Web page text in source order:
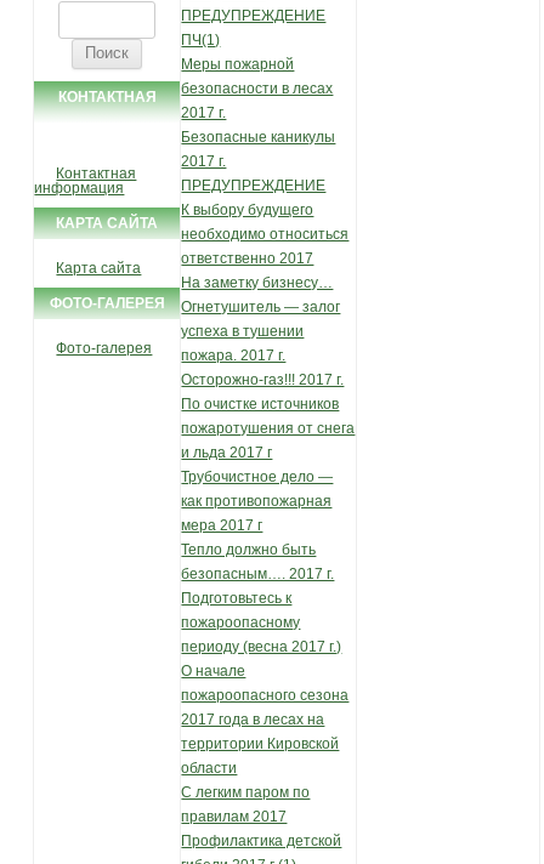
КОНТАКТНАЯ
Контактная
информация
КАРТА САЙТА
Карта сайта
ФОТО-ГАЛЕРЕЯ
Фото-галерея
ПРЕДУПРЕЖДЕНИЕ
ПЧ(1)
Меры пожарной
безопасности в лесах
2017 г.
Безопасные каникулы
2017 г.
ПРЕДУПРЕЖДЕНИЕ
К выбору будущего
необходимо относиться
ответственно 2017
На заметку бизнесу…
Огнетушитель — залог
успеха в тушении
пожара. 2017 г.
Осторожно-газ!!! 2017 г.
По очистке источников
пожаротушения от снега
и льда 2017 г
Трубочистное дело —
как противопожарная
мера 2017 г
Тепло должно быть
безопасным…. 2017 г.
Подготовьтесь к
пожароопасному
периоду (весна 2017 г.)
О начале
пожароопасного сезона
2017 года в лесах на
территории Кировской
области
С легким паром по
правилам 2017
Профилактика детской